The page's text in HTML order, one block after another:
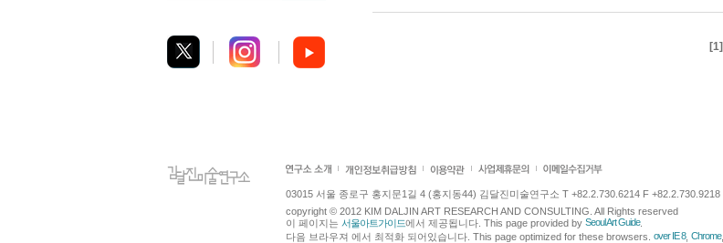
[1]
03015 서울 종로구 홍지문1길 4 (홍지동44) 김달진미술연구소 T +82.2.730.6214 F +82.2.730.9218
copyright © 2012 KIM DALJIN ART RESEARCH AND CONSULTING. All Rights reserved
이 페이지는 서울아트가이드에서 제공됩니다. This page provided by Seoul Art Guide.
다음 브라우져 에서 최적화 되어있습니다. This page optimized for these browsers. over IE 8, Chrome,